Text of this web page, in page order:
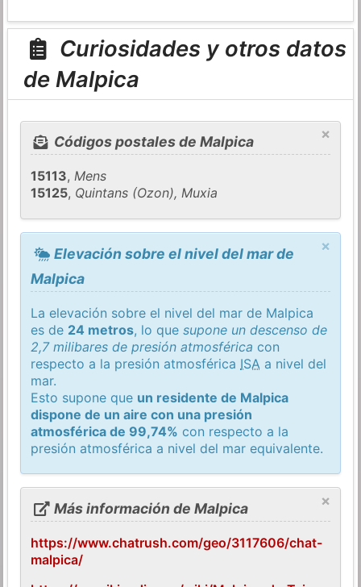
Curiosidades y otros datos
de Malpica
×
Códigos postales de Malpica
15113,Mens
15125, Quintans (Ozon), Muxia
×
Elevación sobre el nivel del mar de
Malpica
La elevación sobre el nivel del mar de Malpica
es de 24 metros, lo quesupone un descenso de
2,7 milibares de presión atmosférica con
respecto a la presión atmosférica ISA a nivel del
mar.
Esto supone que un residente de Malpica
dispone de un aire con una presión
atmosférica de 99,74% con respecto a la
presión atmosférica a nivel del mar equivalente.
×
Más información de Malpica
https://www.chatrush.com/geo/3117606/chat-
malpica/